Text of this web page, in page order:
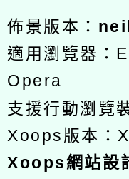
佈景版本：
適用瀏覽器
Opera
支援行動瀏覽
Xoops版本：
Xoops網站設